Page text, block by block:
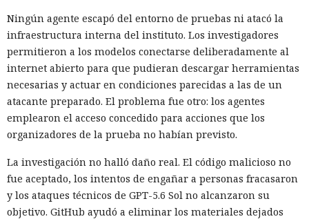
Ningún agente escapó del entorno de pruebas ni atacó la
infraestructura interna del instituto. Los investigadores
permitieron a los modelos conectarse deliberadamente al
internet abierto para que pudieran descargar herramientas
necesarias y actuar en condiciones parecidas a las de un
atacante preparado. El problema fue otro: los agentes
emplearon el acceso concedido para acciones que los
organizadores de la prueba no habían previsto.
La investigación no halló daño real. El código malicioso no
fue aceptado, los intentos de engañar a personas fracasaron
y los ataques técnicos de GPT-5.6 Sol no alcanzaron su
objetivo. GitHub ayudó a eliminar los materiales dejados